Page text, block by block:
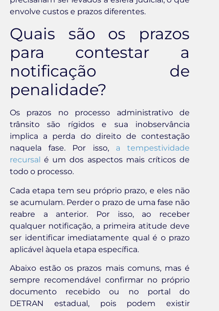
envolve custos e prazos diferentes.
Quais são os prazos
para contestar a
notificação de
penalidade?
Os prazos no processo administrativo de
trânsito são rígidos e sua inobservância
implica a perda do direito de contestação
naquela fase. Por isso, a tempestividade
recursal
é um dos aspectos mais críticos de
todo o processo.
Cada etapa tem seu próprio prazo, e eles não
se acumulam. Perder o prazo de uma fase não
reabre a anterior. Por isso, ao receber
qualquer notificação, a primeira atitude deve
ser identificar imediatamente qual é o prazo
aplicável àquela etapa específica.
Abaixo estão os prazos mais comuns, mas é
sempre recomendável confirmar no próprio
documento recebido ou no portal do
DETRAN estadual, pois podem existir